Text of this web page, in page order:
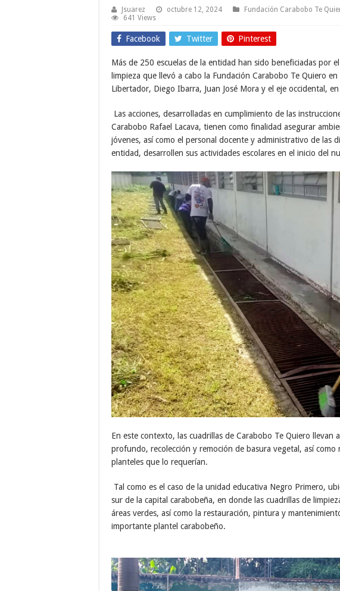
Jsuarez octubre 12, 2024 Fundación Carabobo Te
641 Views
Facebook Twitter Pinterest
Más de 250 escuelas de la entidad han sido beneficiadas por
limpieza que llevó a cabo la Fundación Carabobo Te Quiero
Libertador, Diego Ibarra, Juan José Mora y el eje occidental,
Las acciones, desarrolladas en cumplimiento de las
Carabobo Rafael Lacava, tienen como finalidad asegurar
jóvenes, así como el personal docente y administrativo de las
entidad, desarrollen sus actividades escolares en el inicio del
En este contexto, las cuadrillas de Carabobo Te Quiero llevan
profundo, recolección y remoción de basura vegetal, así como
planteles que lo requerían.
Tal como es el caso de la unidad educativa Negro Primero,
sur de la capital carabobeña, en donde las cuadrillas de
áreas verdes, así como la restauración, pintura y
importante plantel carabobeño.